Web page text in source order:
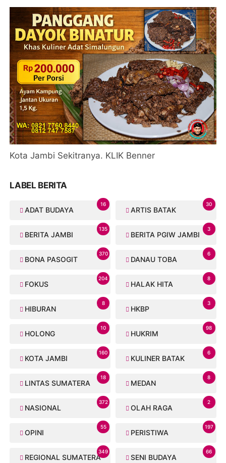
Kota Jambi Sekitranya. KLIK Benner
LABEL BERITA
ADAT BUDAYA
16
ARTIS BATAK
30
BERITA JAMBI
135
BERITA PGIW JAMBI
3
BONA PASOGIT
370
DANAU TOBA
6
FOKUS
204
HALAK HITA
8
HIBURAN
8
HKBP
3
HOLONG
10
HUKRIM
98
KOTA JAMBI
160
KULINER BATAK
6
LINTAS SUMATERA
18
MEDAN
8
NASIONAL
372
OLAH RAGA
2
OPINI
55
PERISTIWA
197
REGIONAL SUMATERA
349
SENI BUDAYA
66